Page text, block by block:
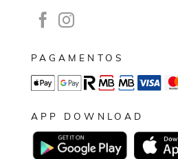
PAGAMENTOS
APP DOWNLOAD